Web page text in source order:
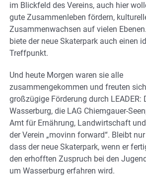
im Blickfeld des Vereins, auch hier
gute Zusammenleben fördern,
Zusammenwachsen auf vielen
biete der neue Skaterpark auch einen
Treffpunkt.
Und heute Morgen waren sie alle
zusammengekommen und freuten
großzügige Förderung durch LEADER:
Wasserburg, die LAG Chiemgauer-
Amt für Ernährung, Landwirtschaft
der Verein „movinn forward“. Bleibt
dass der neue Skaterpark, wenn er
den erhofften Zuspruch bei den
um Wasserburg erfahren wird.